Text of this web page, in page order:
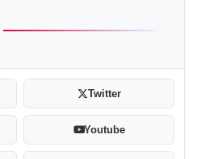
Twitter
Youtube